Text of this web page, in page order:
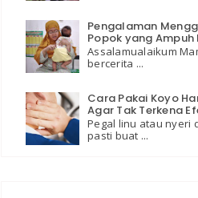
Pengalaman
Popok yang Ampuh
Assalamualaikum
bercerita ...
Cara Pakai Koyo
Agar Tak Terkena
Pegal linu atau nyeri
pasti buat ...